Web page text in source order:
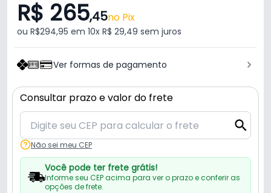
R$ 265,45no Pix
ou R$294,95 em 10x R$ 29,49 sem juros
Ver formas de pagamento
Consultar prazo e valor do frete
Não sei meu CEP
Você pode ter frete grátis!
Informe seu CEP acima para ver o prazo e conferir as
opções de frete.